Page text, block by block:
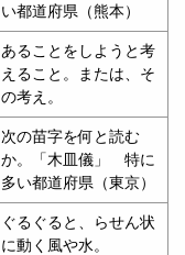
い都道府県（熊本）
あることをしようと考
えること。または、そ
の考え。
次の苗字を何と読む
か。「木皿儀」 特に
多い都道府県（東京）
ぐるぐると、らせん状
に動く風や水。